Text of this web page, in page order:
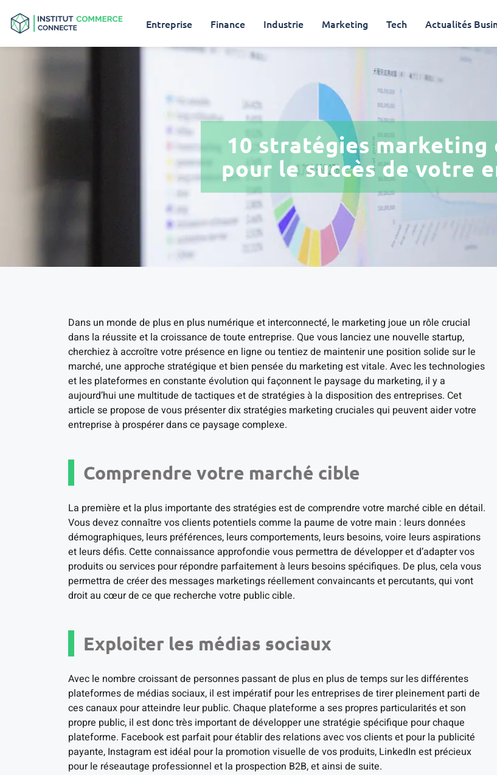
Entreprise Finance Industrie Marketing Tech Actualités
10 stratégies marketing
pour le succès de votre
Dans un monde de plus en plus numérique et interconnecté, le marketing joue un rôle crucial
dans la réussite et la croissance de toute entreprise. Que vous lanciez une nouvelle startup,
cherchiez à accroître votre présence en ligne ou tentiez de maintenir une position solide sur le
marché, une approche stratégique et bien pensée du marketing est vitale. Avec les technologies
et les plateformes en constante évolution qui façonnent le paysage du marketing, il y a
aujourd’hui une multitude de tactiques et de stratégies à la disposition des entreprises. Cet
article se propose de vous présenter dix stratégies marketing cruciales qui peuvent aider votre
entreprise à prospérer dans ce paysage complexe.
Comprendre votre marché cible
La première et la plus importante des stratégies est de comprendre votre marché cible en détail.
Vous devez connaître vos clients potentiels comme la paume de votre main : leurs données
démographiques, leurs préférences, leurs comportements, leurs besoins, voire leurs aspirations
et leurs défis. Cette connaissance approfondie vous permettra de développer et d’adapter vos
produits ou services pour répondre parfaitement à leurs besoins spécifiques. De plus, cela vous
permettra de créer des messages marketings réellement convaincants et percutants, qui vont
droit au cœur de ce que recherche votre public cible.
Exploiter les médias sociaux
Avec le nombre croissant de personnes passant de plus en plus de temps sur les différentes
plateformes de médias sociaux, il est impératif pour les entreprises de tirer pleinement parti de
ces canaux pour atteindre leur public. Chaque plateforme a ses propres particularités et son
propre public, il est donc très important de développer une stratégie spécifique pour chaque
plateforme. Facebook est parfait pour établir des relations avec vos clients et pour la publicité
payante, Instagram est idéal pour la promotion visuelle de vos produits, LinkedIn est précieux
pour le réseautage professionnel et la prospection B2B, et ainsi de suite.